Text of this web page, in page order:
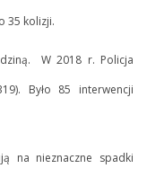
35 kolizji.
W 2018 r. Policja
Było 85 interwencji
na nieznaczne spadki